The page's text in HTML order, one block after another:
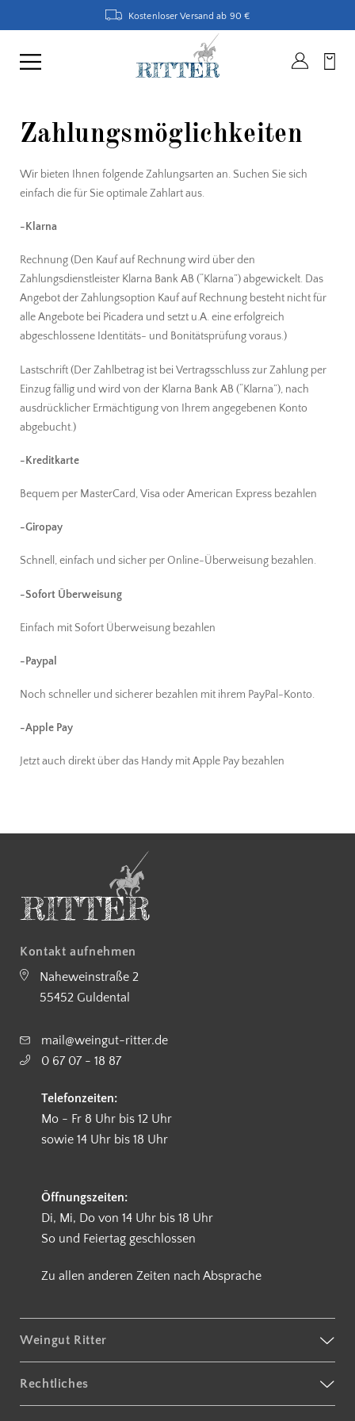
Kostenloser Versand ab 90 €
Zahlungsmöglichkeiten
Wir bieten Ihnen folgende Zahlungsarten an. Suchen Sie sich
einfach die für Sie optimale Zahlart aus.
-Klarna
Rechnung (Den Kauf auf Rechnung wird über den
Zahlungsdienstleister Klarna Bank AB (“Klarna”) abgewickelt. Das
Angebot der Zahlungsoption Kauf auf Rechnung besteht nicht für
alle Angebote bei Picadera und setzt u.A. eine erfolgreich
abgeschlossene Identitäts- und Bonitätsprüfung voraus.)
Lastschrift (Der Zahlbetrag ist bei Vertragsschluss zur Zahlung per
Einzug fällig und wird von der Klarna Bank AB (“Klarna”), nach
ausdrücklicher Ermächtigung von Ihrem angegebenen Konto
abgebucht.)
-Kreditkarte
Bequem per MasterCard, Visa oder American Express bezahlen
-Giropay
Schnell, einfach und sicher per Online-Überweisung bezahlen.
-Sofort Überweisung
Einfach mit Sofort Überweisung bezahlen
-Paypal
Noch schneller und sicherer bezahlen mit ihrem PayPal-Konto.
-Apple Pay
Jetzt auch direkt über das Handy mit Apple Pay bezahlen
Kontakt aufnehmen
Naheweinstraße 2
55452 Guldental
mail@weingut-ritter.de
0 67 07 - 18 87
Telefonzeiten:
Mo - Fr 8 Uhr bis 12 Uhr
sowie 14 Uhr bis 18 Uhr
Öffnungszeiten:
Di, Mi, Do von 14 Uhr bis 18 Uhr
So und Feiertag geschlossen
Zu allen anderen Zeiten nach Absprache
Weingut Ritter
Rechtliches